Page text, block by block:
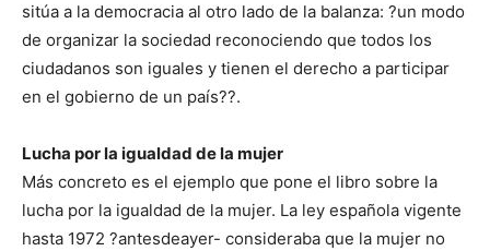
sitúa a la democracia al otro lado de la balanza: ?un modo
de organizar la sociedad reconociendo que todos los
ciudadanos son iguales y tienen el derecho a participar
en el gobierno de un país??.
Lucha por la igualdad de la mujer
Más concreto es el ejemplo que pone el libro sobre la
lucha por la igualdad de la mujer. La ley española vigente
hasta 1972 ?antesdeayer- consideraba que la mujer no